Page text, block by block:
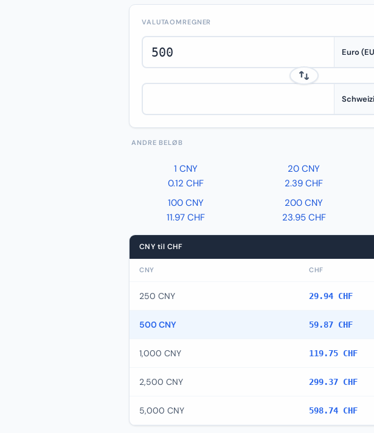
VALUTAOMREGNER
ANDRE BELØB
1 CNY
0.12 CHF
20 CNY
2.39 CHF
100 CNY
11.97 CHF
200 CNY
23.95 CHF
CNY til CHF
CNY CHF
250 CNY 29.94 CHF
500 CNY 59.87 CHF
1,000 CNY 119.75 CHF
2,500 CNY 299.37 CHF
5,000 CNY 598.74 CHF